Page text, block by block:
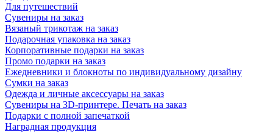
Для путешествий
Сувениры на заказ
Вязаный трикотаж на заказ
Подарочная упаковка на заказ
Корпоративные подарки на заказ
Промо подарки на заказ
Ежедневники и блокноты по индивидуальному дизайну
Сумки на заказ
Одежда и личные аксессуары на заказ
Сувениры на 3D-принтере. Печать на заказ
Подарки с полной запечаткой
Наградная продукция